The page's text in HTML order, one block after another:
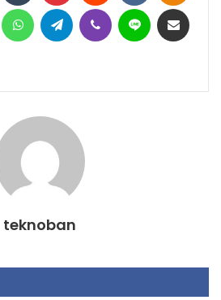
MessengerWhatsAppTelegram Viber Line
teknoban